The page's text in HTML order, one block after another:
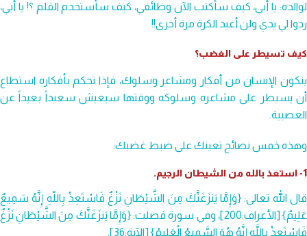
لوالده: يا أبي، كيف سأكتب الآن وظائفي، كيف سأستخدم القلم ؟! يا أبي،
ردوا لي يدي ولن أعيد الكرة مرة أخرى!!
كيف تسيطر على الغضب؟
يتكون الإنسان من أفكار ومشاعر وسلوك، فإذا تحكم بأفكاره استطاع
أن يسيطر على مشاعره وسلوكه ووقتها سيعيش سعيداً بعيداً عن
العصبية.
وهذه خمس نصائح تعينك على ضبط غضبك:
1- استعذ بالله من الشيطان الرجيم.
قال الله تعالى: {وَإِمَّا يَنزَغَنَّكَ مِنَ الشَّيْطَانِ نَزْغٌ فَاسْتَعِذْ بِاللّهِ إِنَّهُ سَمِيعٌ
عَلِيمٌ} [الأعراف:200]، وفي سورة فصلت: {وَإِمَّا يَنزَغَنَّكَ مِنَ الشَّيْطَانِ نَزْغٌ
فَاسْتَعِذْ بِاللَّهِ إِنَّهُ هُوَ السَّمِيعُ الْعَلِيمُ} [الآية:36].